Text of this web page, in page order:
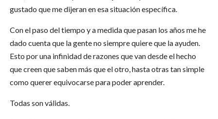
gustado que me dijeran en esa situación específica.
Con el paso del tiempo y a medida que pasan los años me he
dado cuenta que la gente no siempre quiere que la ayuden.
Esto por una infinidad de razones que van desde el hecho
que creen que saben más que el otro, hasta otras tan simple
como querer equivocarse para poder aprender.
Todas son válidas.